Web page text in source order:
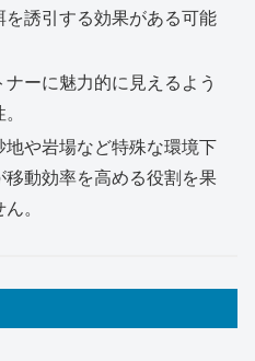
誘引する効果がある可能
ナーに魅力的に見えるよう
地や岩場など特殊な環境下
動効率を高める役割を果
。